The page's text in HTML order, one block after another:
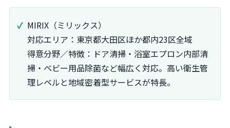
MIRIX（ミリックス）
対応エリア：東京都大田区ほか都内23区全域
得意分野／特徴：ドア清掃・浴室エプロン内部清
掃・ベビー用品除菌など幅広く対応。高い衛生管
理レベルと地域密着型サービスが特長。